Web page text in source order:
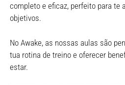
completo e eficaz, perfeito para te
objetivos.
No Awake, as nossas aulas são
tua rotina de treino e oferecer
estar.